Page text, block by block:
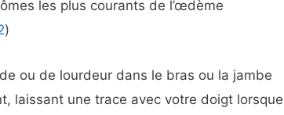
les plus courants de l’œdème
)
ou de lourdeur dans le bras ou la jambe
laissant une trace avec votre doigt lorsque